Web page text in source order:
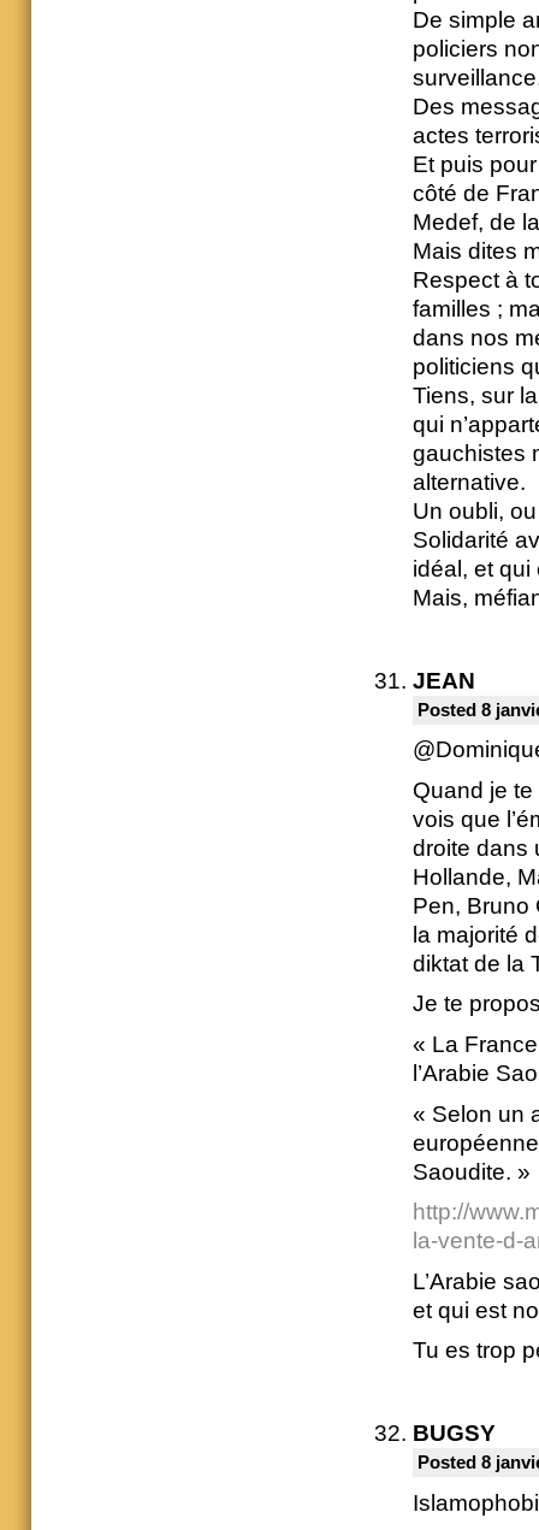
De simple
policiers
Des
actes
Et puis
côté de
Medef, de
Mais dites
Respect à
familles ;
dans nos
politiciens
Tiens, sur
qui
gauchistes
alternative.
Un oubli,
Solidarité
idéal, et qui
Mais,
JEAN
Posted 8
Quand je
vois que
droite dans
Hollande,
Pen, Bruno
la majorité
diktat de la
Je te
« La
l’Arabie
« Selon un
Saoudite. »
http://
la-vente-d-
L’Arabie
et qui est
Tu es trop
BUGSY
Posted 8